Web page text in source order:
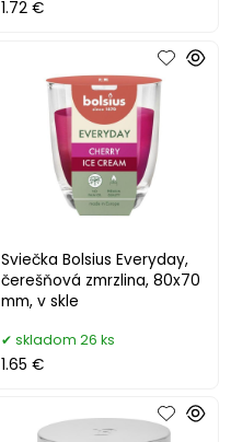
1.72 €
Sviečka Bolsius Everyday,
čerešňová zmrzlina, 80x70
mm, v skle
skladom 26 ks
1.65 €